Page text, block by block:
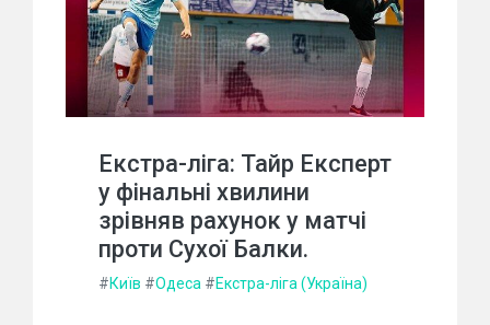
Екстра-ліга: Тайр Експерт
у фінальні хвилини
зрівняв рахунок у матчі
проти Сухої Балки.
#Київ #Одеса #Екстра-ліга (Україна)